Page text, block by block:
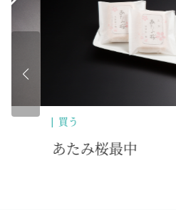
買う
あたみ桜最中